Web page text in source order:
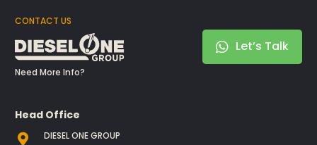
CONTACT US
Need More Info?
Let’s Talk
Head Office
DIESEL ONE GROUP